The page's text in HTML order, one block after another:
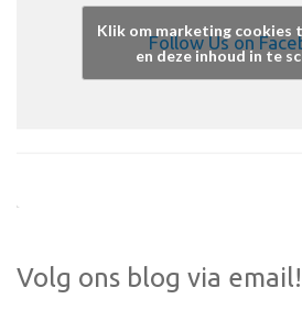
Follow Us on
Klik om marketing cookies
en deze inhoud in te
Volg ons blog via email!